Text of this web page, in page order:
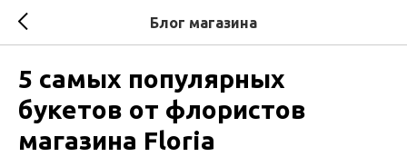
Блог магазина
5 самых популярных
букетов от флористов
магазина Floria